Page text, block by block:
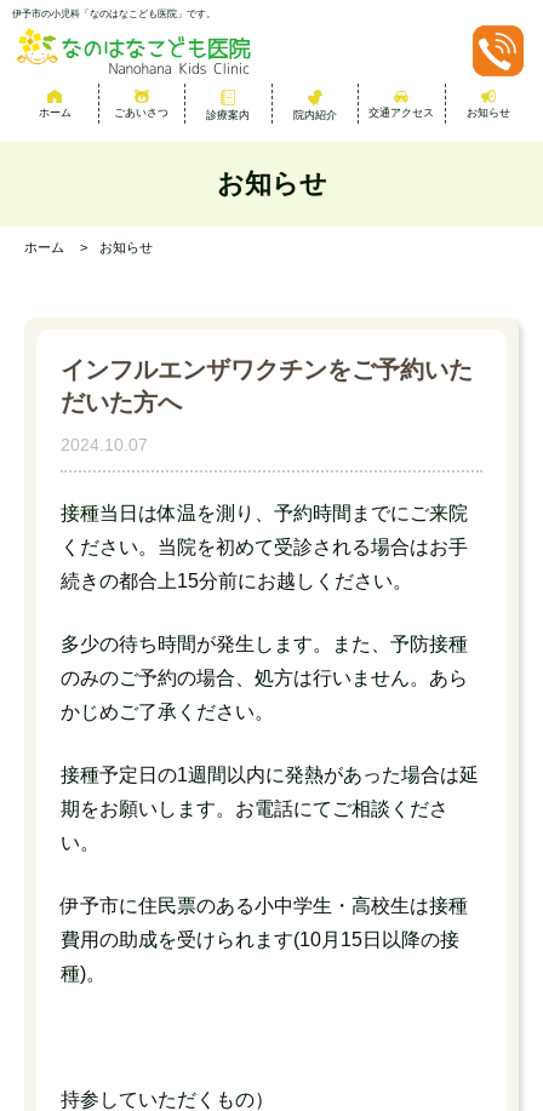
伊予市の小児科「なのはなこども医院」です。
ホーム ごあいさつ 診療案内 院内紹介 交通アクセス お知らせ
お知らせ
ホーム お知らせ
インフルエンザワクチンをご予約いた
だいた方へ
2024.10.07
接種当日は体温を測り、予約時間までにご来院
ください。当院を初めて受診される場合はお手
続きの都合上15分前にお越しください。
多少の待ち時間が発生します。また、予防接種
のみのご予約の場合、処方は行いません。あら
かじめご了承ください。
接種予定日の1週間以内に発熱があった場合は延
期をお願いします。お電話にてご相談くださ
い。
伊予市に住民票のある小中学生・高校生は接種
費用の助成を受けられます(10月15日以降の接
種)。
持参していただくもの）